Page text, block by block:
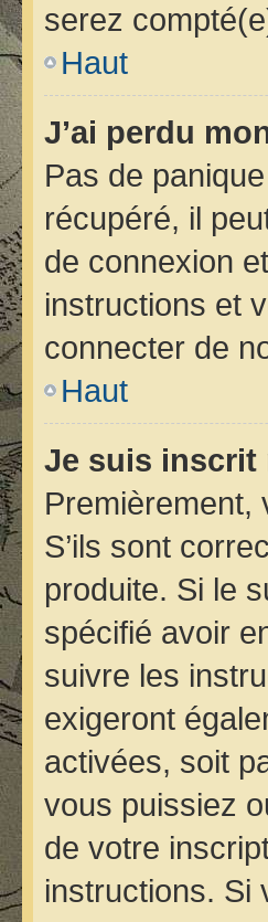
serez
Haut
J’ai perdu
Pas de
récupéré, il
de connexion
instructions et
connecter de
Haut
Je suis inscrit
Premièrement,
S’ils sont
produite. Si le
spécifié avoir
suivre les
exigeront
activées, soit
vous puissiez
de votre
instructions. Si